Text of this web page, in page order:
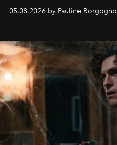
05.08.2026 by Pauline Borgogno